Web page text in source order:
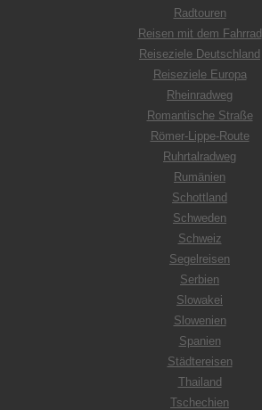
Radtouren
Reisen mit dem Fahrrad
Reiseziele Deutschland
Reiseziele Europa
Rheinradweg
Romantische Straße
Römer-Lippe-Route
Ruhrtalradweg
Rumänien
Schottland
Schweden
Schweiz
Segelreisen
Serbien
Slowakei
Slowenien
Spanien
Städtereisen
Thailand
Tschechien